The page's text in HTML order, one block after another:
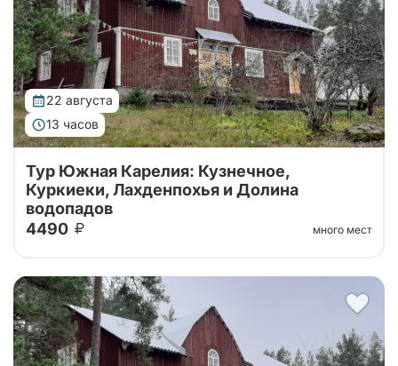
22 августа
13 часов
посещением Долины Водопадов, усадьбы Ларса
Сонка, хутора-музея "Milka" и дегустацией
карельских настоек
Тур Южная Карелия: Кузнечное,
Куркиеки, Лахденпохья и Долина
водопадов
4490
много мест